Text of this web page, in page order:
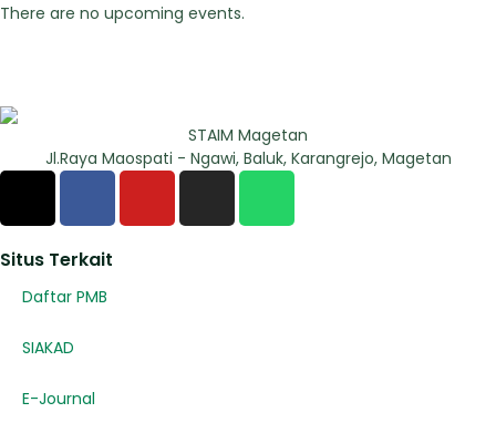
There are no upcoming events.
STAIM Magetan
Jl.Raya Maospati - Ngawi, Baluk, Karangrejo, Magetan
Situs Terkait
Daftar PMB
SIAKAD
E-Journal